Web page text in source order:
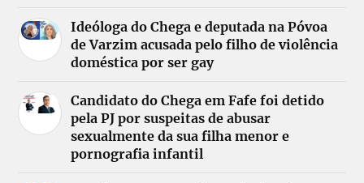
Ideóloga do Chega e deputada na Póvoa
de Varzim acusada pelo filho de violência
doméstica por ser gay
Candidato do Chega em Fafe foi detido
pela PJ por suspeitas de abusar
sexualmente da sua filha menor e
pornografia infantil